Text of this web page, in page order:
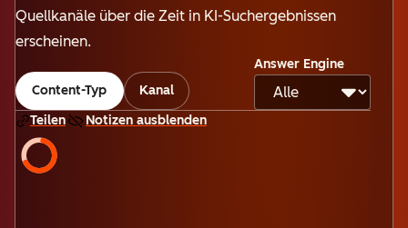
Quellkanäle über die Zeit in KI-Suchergebnissen
erscheinen.
Content-Typ Kanal
Answer Engine
Teilen Notizen ausblenden